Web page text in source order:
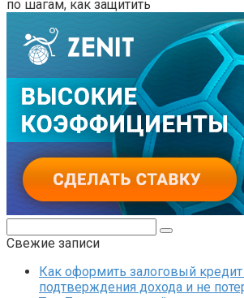
по шагам, как защитить
Свежие записи
Как оформить залоговый кредит
подтверждения дохода и не